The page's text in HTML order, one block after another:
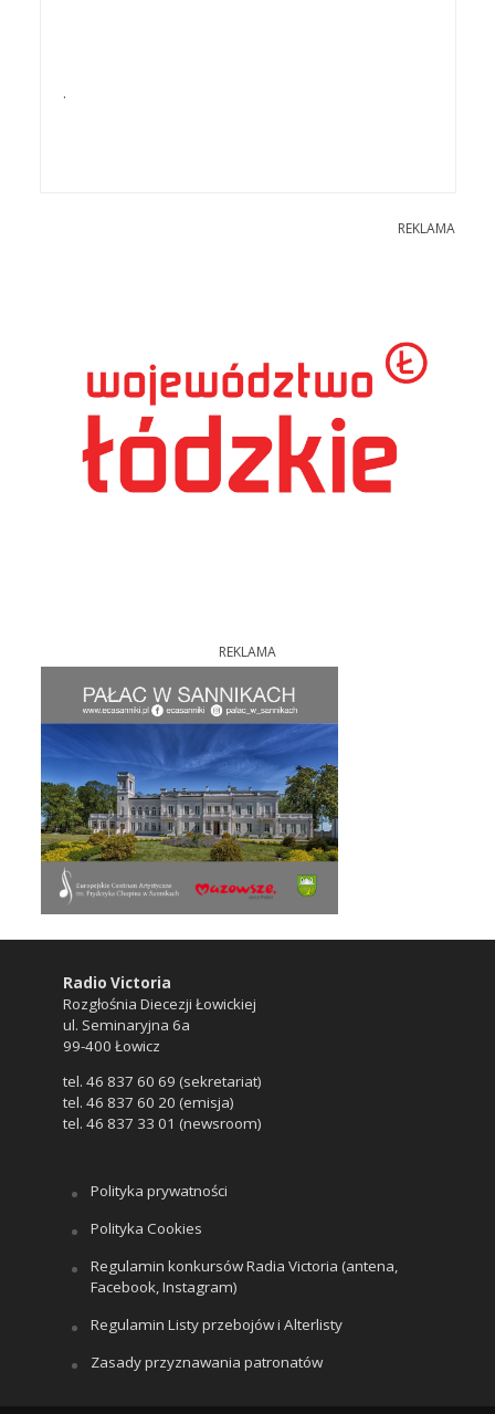
.
REKLAMA
REKLAMA
Radio Victoria
Rozgłośnia Diecezji Łowickiej
ul. Seminaryjna 6a
99-400 Łowicz
tel. 46 837 60 69 (sekretariat)
tel. 46 837 60 20 (emisja)
tel. 46 837 33 01 (newsroom)
Polityka prywatności
Polityka Cookies
Regulamin konkursów Radia Victoria (antena,
Facebook, Instagram)
Regulamin Listy przebojów i Alterlisty
Zasady przyznawania patronatów